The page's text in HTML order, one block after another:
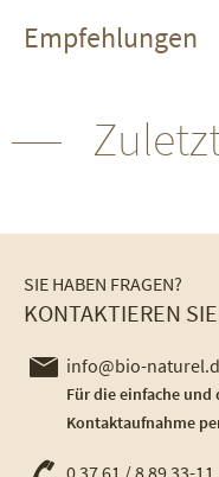
Empfehlungen
SIE HABEN FRAGEN?
KONTAKTIEREN
info@bio-
Für die einfache und
Kontaktaufnahme
0 37 61 / 8 89 33-11